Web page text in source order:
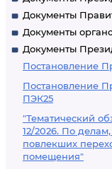
Документы
Документы
Документы
Постановление
Постановление
ПЭК25
"Тематический
12/2026. По
повлекших
помещения"